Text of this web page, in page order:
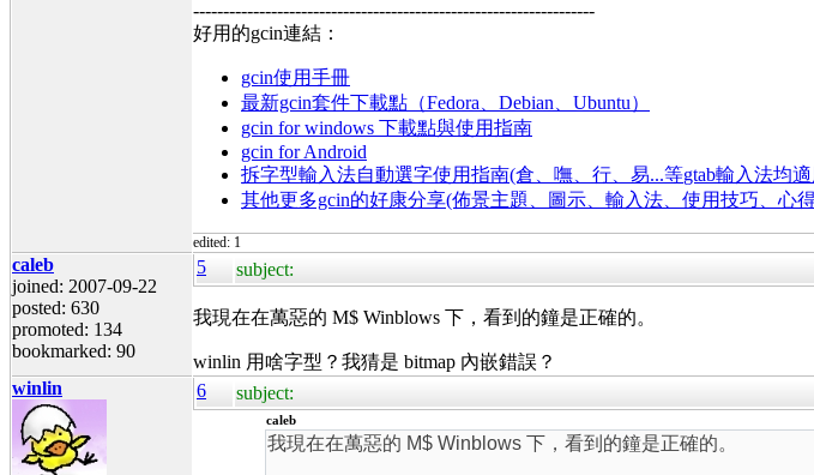
-------------------------------------------------------------------
好用的gcin連結：
gcin使用手冊
最新gcin套件下載點（Fedora、Debian、Ubuntu）
gcin for windows 下載點與使用指南
gcin for Android
拆字型輸入法自動選字使用指南(倉、嘸、行、易...等gtab輸入法均
其他更多gcin的好康分享(佈景主題、圖示、輸入法、使用技巧、心
edited: 1
caleb
joined: 2007-09-22
posted: 630
promoted: 134
bookmarked: 90
5 subject:
我現在在萬惡的 M$ Winblows 下，看到的鐘是正確的。
winlin 用啥字型？我猜是 bitmap 內嵌錯誤？
winlin
6 subject:
caleb
我現在在萬惡的 M$ Winblows 下，看到的鐘是正確的。